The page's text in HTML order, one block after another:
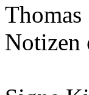
Thomas
Notizen